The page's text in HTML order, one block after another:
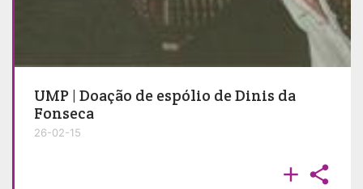
UMP | Doação de espólio de Dinis da
Fonseca
26-02-15
 